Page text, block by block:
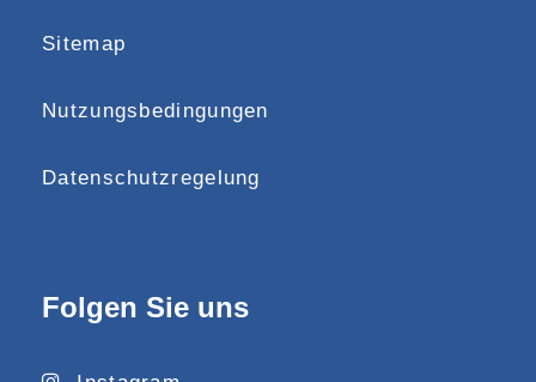
Sitemap
Nutzungsbedingungen
Datenschutzregelung
Folgen Sie uns